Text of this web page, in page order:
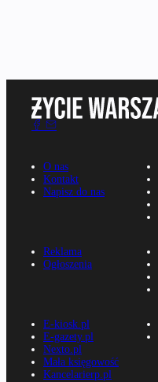
O nas
Kontakt
Napisz do nas
Reklama
Ogłoszenia
E-kiosk.pl
E-gazety.pl
Nexto.pl
Mała księgowość
Kancelarierp.pl